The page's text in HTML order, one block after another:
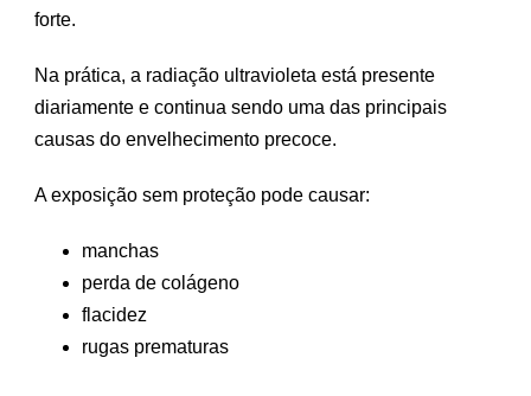
forte.
Na prática, a radiação ultravioleta está presente
diariamente e continua sendo uma das principais
causas do envelhecimento precoce.
A exposição sem proteção pode causar:
manchas
perda de colágeno
flacidez
rugas prematuras